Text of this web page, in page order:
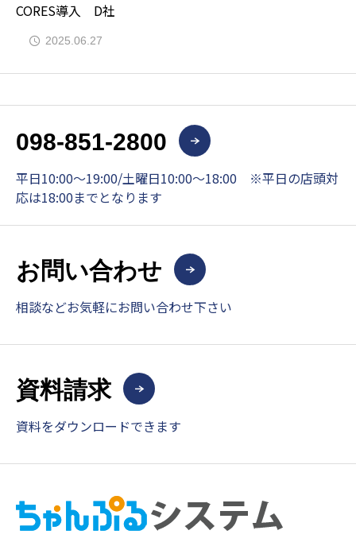
CORES導入 D社
2025.06.27
098-851-2800
平日10:00～19:00/土曜日10:00～18:00 ※平日の店頭対
応は18:00までとなります
お問い合わせ
相談などお気軽にお問い合わせ下さい
資料請求
資料をダウンロードできます